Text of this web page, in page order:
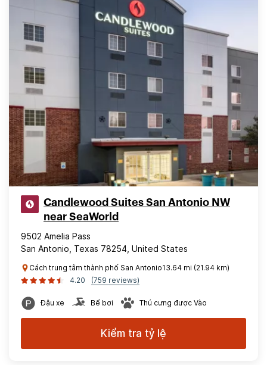
Candlewood Suites San Antonio NW
near SeaWorld
9502 Amelia Pass
San Antonio, Texas 78254, United States
Cách trung tâm thành phố San Antonio13.64 mi (21.94 km)
4.20
(759 reviews)
Đậu xe Bể bơi Thú cưng được Vào
Kiểm tra tỷ lệ